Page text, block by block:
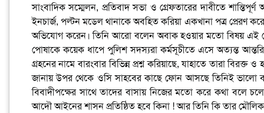
সাংবাদিক সম্মেলন, প্রতিবাদ সভা ও গ্রেফতারের দাবীতে
ইনচার্জ, পল্টন মডেল থানাকে অবহিত করিয়া একখানা পত্র প্রেরণ
অভিযোগ করেন। তিনি আরো বলেন অবাক হওয়ার মতো বিষয় এই
পোষাকে কয়েক ধাপে পুলিশ সদস্যরা কর্মসূচীতে এসে অত্যন্ত
গ্রহনের নামে বারংবার বিভিন্ন প্রশ্ন করিয়াছে, যাহাতে তারা
জানায় উপর থেকে ওসি সাহবের কাছে ফোন আসছে তিনিই ভালো
বিবাদীপক্ষের সাথে তাদের বাসায় নিজের মতো করে কথা বলে
আদৌ আইনের শাসন প্রতিষ্ঠিত হবে কিনা ! আর তিনি কি তার মৌলিক